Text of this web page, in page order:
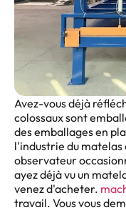
Avez-vous déjà
colossaux sont
des emballages en
l'industrie du matelas
observateur
ayez déjà vu un
venez d'acheter.
travail. Vous vous